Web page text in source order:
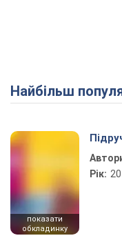
Найбільш
показати
обкладинку
Рік: